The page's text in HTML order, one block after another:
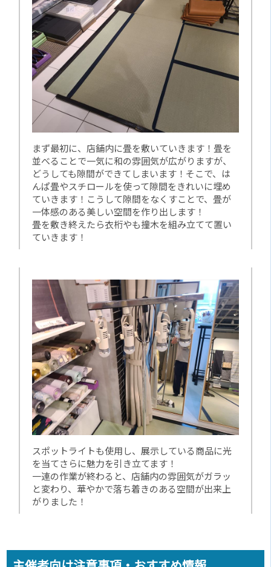
まず最初に、店舗内に畳を敷いていきます！畳を
並べることで一気に和の雰囲気が広がりますが、
どうしても隙間ができてしまいます！そこで、は
んぱ畳やスチロールを使って隙間をきれいに埋め
ていきます！こうして隙間をなくすことで、畳が
一体感のある美しい空間を作り出します！
畳を敷き終えたら衣桁やも撞木を組み立てて置い
ていきます！
スポットライトも使用し、展示している商品に光
を当てさらに魅力を引き立てます！
一連の作業が終わると、店舗内の雰囲気がガラッ
と変わり、華やかで落ち着きのある空間が出来上
がりました！